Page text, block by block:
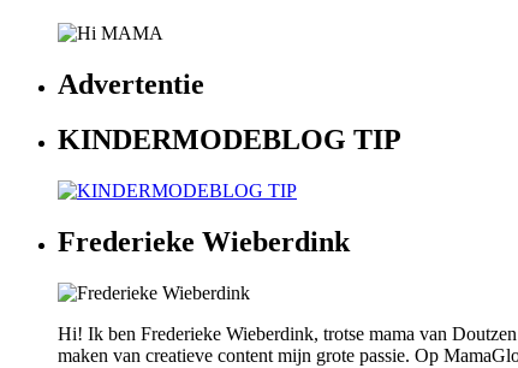
Advertentie
KINDERMODEBLOG TIP
Frederieke Wieberdink
Hi! Ik ben Frederieke Wieberdink, trotse mama van
maken van creatieve content mijn grote passie. Op